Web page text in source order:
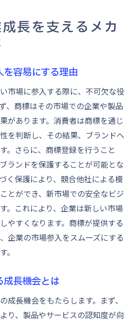
長を支えるメカ
を容易にする理由
市場に参入する際に、不可欠な役
、商標はその市場での企業や製品
があります。消費者は商標を通じ
を判断し、その結果、ブランドへ
。さらに、商標登録を行うこと
ランドを保護することが可能とな
く保護により、競合他社による模
とができ、新市場での安全なビジ
。これにより、企業は新しい市場
やすくなります。商標が提供する
企業の市場参入をスムーズにする
。
成長機会とは
成長機会をもたらします。まず、
り、製品やサービスの認知度が向